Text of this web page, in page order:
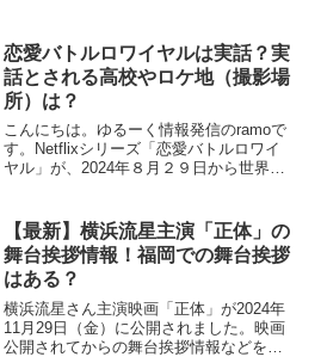
ィドラマです。主演は城田優さんと小柴
真央さんです。こ...
恋愛バトルロワイヤルは実話？実
話とされる高校やロケ地（撮影場
所）は？
こんにちは。ゆるーく情報発信のramoで
す。Netflixシリーズ「恋愛バトルロワイ
ヤル」が、2024年８月２９日から世界配
愛ドラマで、日本のNetflixでは初の学
園...
【最新】横浜流星主演「正体」の
舞台挨拶情報！福岡での舞台挨拶
はある？
横浜流星さん主演映画「正体」が2024年
11月29日（金）に公開されました。映画
公開されてからの舞台挨拶情報などをま